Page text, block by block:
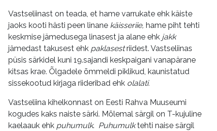
Vastseliinast on teada, et hame varrukate ehk käiste
jaoks kooti hästi peen linane käisseriie, hame piht tehti
keskmise jämedusega linasest ja alane ehk jakk
jämedast takusest ehk paklasestriidest. Vastseliinas
püsis särkidel kuni 19.sajandi keskpaigani vanapärane
kitsas krae. Õlgadele õmmeldi piklikud, kaunistatud
sissekootud kirjaga riideribad ehk olalati.
Vastseliina kihelkonnast on Eesti Rahva Muuseumi
kogudes kaks naiste särki. Mõlemal särgil on T-kujuline
kaelaauk ehk puhumulk. Puhumulktehti naise särgil